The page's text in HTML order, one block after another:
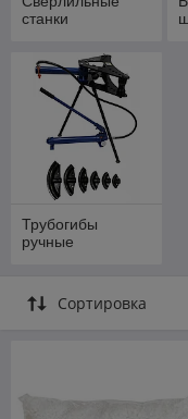
станки
Трубогибы
ручные
Сортировка